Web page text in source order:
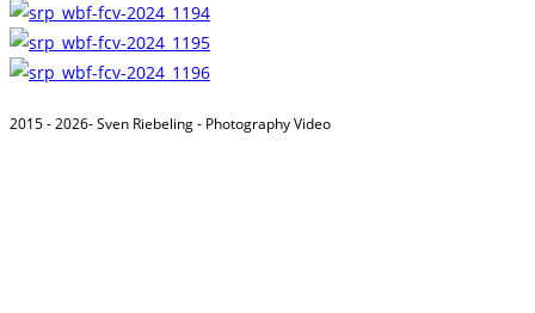
2015 - 2026- Sven Riebeling - Photography Video